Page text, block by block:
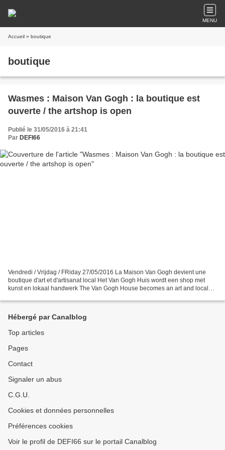
MENU
Accueil » boutique
boutique
Wasmes : Maison Van Gogh : la boutique est
ouverte / the artshop is open
Publié le 31/05/2016 à 21:41
Par DEFI66
Vendredi / Vrijdag / FRiday 27/05/2016 La Maison Van Gogh devient une
boutique d'art et d'artisanat local Het Van Gogh Huis wordt een shop met
kunst en lokaal handwerk The Van Gogh House becomes an art and local
Hébergé par Canalblog
Top articles
Pages
Contact
Signaler un abus
C.G.U.
Cookies et données personnelles
Préférences cookies
Voir le profil de DEFI66 sur le portail Canalblog